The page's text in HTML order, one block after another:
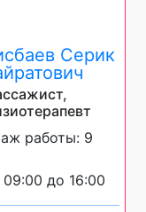
Серик
работы: 9
до 16:00